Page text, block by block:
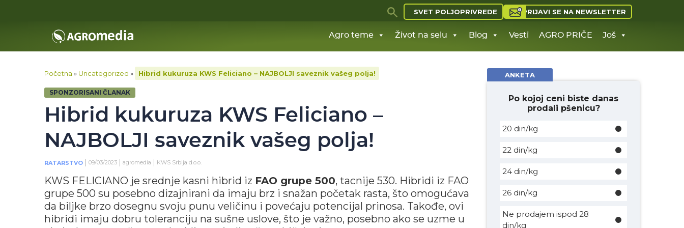
SVET POLJOPRIVREDE PRIJAVI SE NA NEWSLETTER
Agro teme Život na selu Blog Vesti AGRO PRIČE Još
Početna » Uncategorized » Hibrid kukuruza KWS Feliciano – NAJBOLJI saveznik vašeg polja!
SPONZORISANI ČLANAK
Hibrid kukuruza KWS Feliciano –
NAJBOLJI saveznik vašeg polja!
RATARSTVO 09/03/2023 agromedia KWS Srbija d.o.o.
KWS FELICIANO je srednje kasni hibrid iz FAO grupe 500, tacnije 530. Hibridi iz FAO
grupe 500 su posebno dizajnirani da imaju brz i snažan početak rasta, što omogućava
da biljke brzo dosegnu svoju punu veličinu i povećaju potencijal prinosa. Takođe, ovi
hibridi imaju dobru toleranciju na sušne uslove, što je važno, posebno ako se uzme u
ANKETA
Po kojoj ceni biste danas
prodali pšenicu?
20 din/kg
22 din/kg
24 din/kg
26 din/kg
Ne prodajem ispod 28
din/kg